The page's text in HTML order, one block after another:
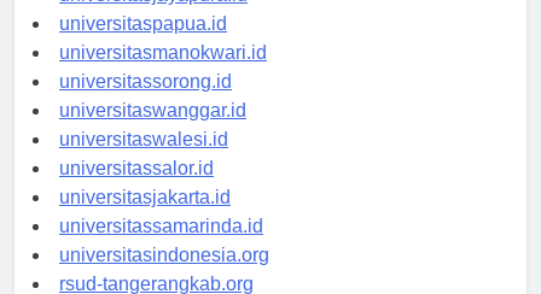
universitasjayapura.id
universitaspapua.id
universitasmanokwari.id
universitassorong.id
universitaswanggar.id
universitaswalesi.id
universitassalor.id
universitasjakarta.id
universitassamarinda.id
universitasindonesia.org